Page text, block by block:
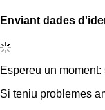
Enviant dades
Espereu un
Si teniu problemes